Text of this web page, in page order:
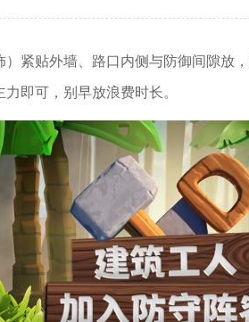
紧贴外墙、路口内侧与防御间隙放
即可，别早放浪费时长。